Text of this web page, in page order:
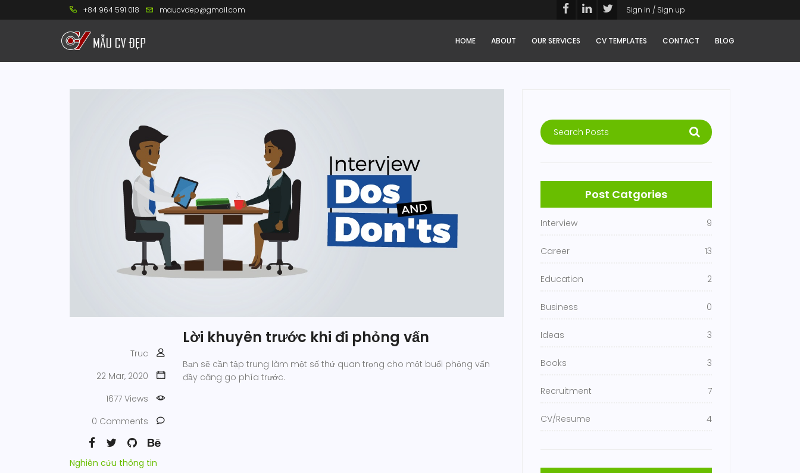
+84 964 591 018 maucvdep@gmail.com Sign in / Sign up
HOME ABOUT OUR SERVICES CV TEMPLATES CONTACT BLOG
Truc
22 Mar, 2020
1677 Views
0 Comments
Lời khuyên trước khi đi phỏng vấn
Bạn sẽ cần tập trung làm một số thứ quan trọng cho một buổi phỏng vấn
đầy căng go phía trước.
Nghiên cứu thông tin
Post Catgories
Interview 9
Career 13
Education 2
Business 0
Ideas 3
Books 3
Recruitment 7
CV/Resume 4